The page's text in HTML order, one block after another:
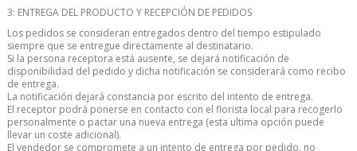
3: ENTREGA DEL PRODUCTO Y RECEPCIÓN DE PEDIDOS
Los pedidos se consideran entregados dentro del tiempo estipulado
siempre que se entregue directamente al destinatario.
Si la persona receptora está ausente, se dejará notificación de
disponibilidad del pedido y dicha notificación se considerará como recibo
de entrega.
La notificación dejará constancia por escrito del intento de entrega.
El receptor podrá ponerse en contacto con el florista local para recogerlo
personalmente o pactar una nueva entrega (esta ultima opción puede
llevar un coste adicional).
El vendedor se compromete a un intento de entrega por pedido, no